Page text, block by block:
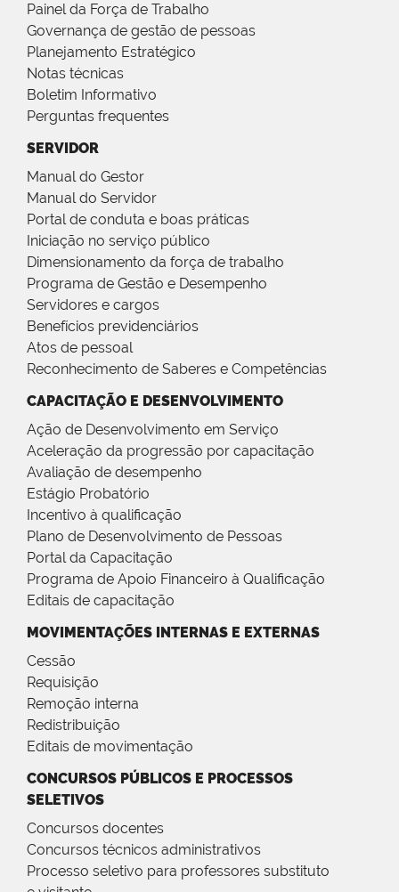
Painel da Força de Trabalho
Governança de gestão de pessoas
Planejamento Estratégico
Notas técnicas
Boletim Informativo
Perguntas frequentes
SERVIDOR
Manual do Gestor
Manual do Servidor
Portal de conduta e boas práticas
Iniciação no serviço público
Dimensionamento da força de trabalho
Programa de Gestão e Desempenho
Servidores e cargos
Benefícios previdenciários
Atos de pessoal
Reconhecimento de Saberes e Competências
CAPACITAÇÃO E DESENVOLVIMENTO
Ação de Desenvolvimento em Serviço
Aceleração da progressão por capacitação
Avaliação de desempenho
Estágio Probatório
Incentivo à qualificação
Plano de Desenvolvimento de Pessoas
Portal da Capacitação
Programa de Apoio Financeiro à Qualificação
Editais de capacitação
MOVIMENTAÇÕES INTERNAS E EXTERNAS
Cessão
Requisição
Remoção interna
Redistribuição
Editais de movimentação
CONCURSOS PÚBLICOS E PROCESSOS
SELETIVOS
Concursos docentes
Concursos técnicos administrativos
Processo seletivo para professores substituto